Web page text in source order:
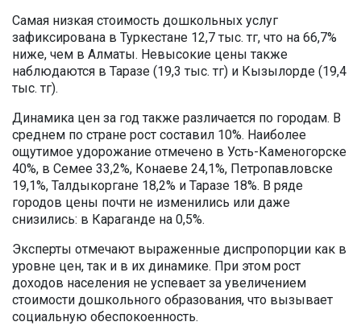
Самая низкая стоимость дошкольных услуг
зафиксирована в Туркестане 12,7 тыс. тг, что на 66,7%
ниже, чем в Алматы. Невысокие цены также
наблюдаются в Таразе (19,3 тыс. тг) и Кызылорде (19,4
тыс. тг).
Динамика цен за год также различается по городам. В
среднем по стране рост составил 10%. Наиболее
ощутимое удорожание отмечено в Усть-Каменогорске
40%, в Семее 33,2%, Конаеве 24,1%, Петропавловске
19,1%, Талдыкоргане 18,2% и Таразе 18%. В ряде
городов цены почти не изменились или даже
снизились: в Караганде на 0,5%.
Эксперты отмечают выраженные диспропорции как в
уровне цен, так и в их динамике. При этом рост
доходов населения не успевает за увеличением
стоимости дошкольного образования, что вызывает
социальную обеспокоенность.